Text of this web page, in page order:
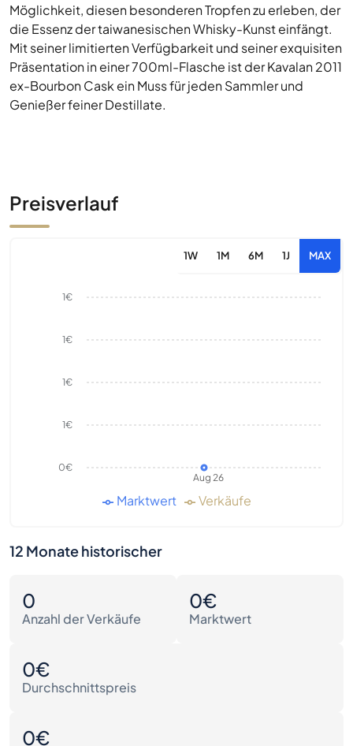
Möglichkeit, diesen besonderen Tropfen zu erleben, der
die Essenz der taiwanesischen Whisky-Kunst einfängt.
Mit seiner limitierten Verfügbarkeit und seiner exquisiten
Präsentation in einer 700ml-Flasche ist der Kavalan 2011
ex-Bourbon Cask ein Muss für jeden Sammler und
Genießer feiner Destillate.
Preisverlauf
1W 1M 6M 1J MAX
Aug 26
0€
1€
1€
1€
1€
Marktwert Verkäufe
12 Monate historischer
0
Anzahl der Verkäufe
0€
Marktwert
0€
Durchschnittspreis
0€